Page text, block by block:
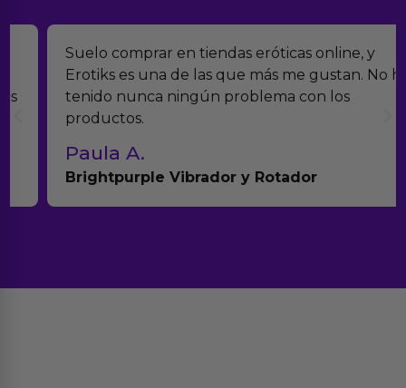
Suelo comprar en tiendas eróticas online, y
Erotiks es una de las que más me gustan. No he
tenido nunca ningún problema con los
productos.
Paula A.
Brightpurple Vibrador y Rotador